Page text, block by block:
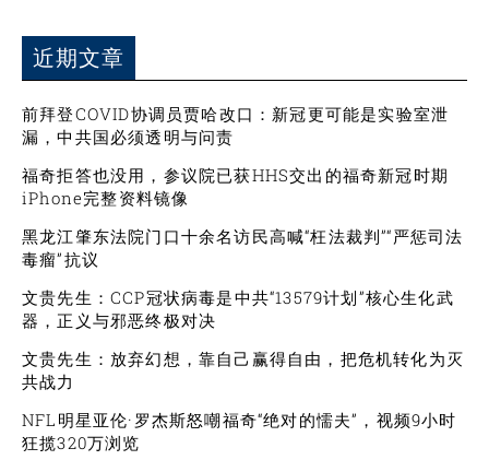
近期文章
前拜登COVID协调员贾哈改口：新冠更可能是实验室泄
漏，中共国必须透明与问责
福奇拒答也没用，参议院已获HHS交出的福奇新冠时期
iPhone完整资料镜像
黑龙江肇东法院门口十余名访民高喊“枉法裁判”“严惩司法
毒瘤”抗议
文贵先生：CCP冠状病毒是中共“13579计划”核心生化武
器，正义与邪恶终极对决
文贵先生：放弃幻想，靠自己赢得自由，把危机转化为灭
共战力
NFL明星亚伦·罗杰斯怒嘲福奇“绝对的懦夫”，视频9小时
狂揽320万浏览